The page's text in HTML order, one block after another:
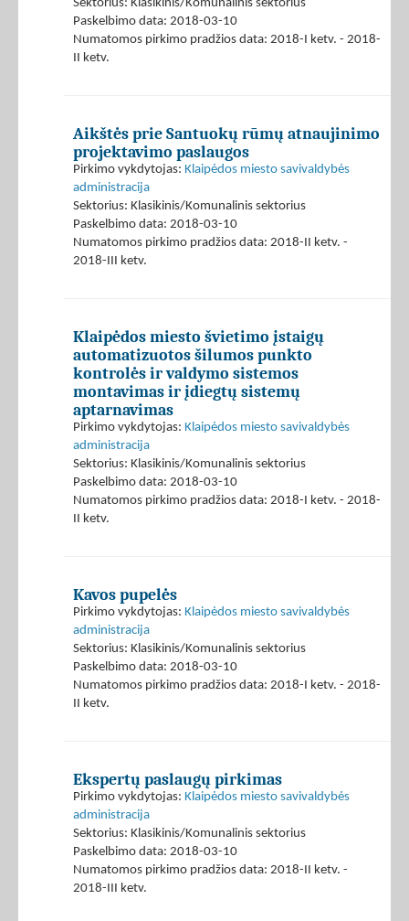
Sektorius: Klasikinis/Komunalinis sektorius
Paskelbimo data: 2018-03-10
Numatomos pirkimo pradžios data: 2018-I ketv. - 2018-
II ketv.
Aikštės prie Santuokų rūmų atnaujinimo
projektavimo paslaugos
Pirkimo vykdytojas: Klaipėdos miesto savivaldybės
administracija
Sektorius: Klasikinis/Komunalinis sektorius
Paskelbimo data: 2018-03-10
Numatomos pirkimo pradžios data: 2018-II ketv. -
2018-III ketv.
Klaipėdos miesto švietimo įstaigų
automatizuotos šilumos punkto
kontrolės ir valdymo sistemos
montavimas ir įdiegtų sistemų
aptarnavimas
Pirkimo vykdytojas: Klaipėdos miesto savivaldybės
administracija
Sektorius: Klasikinis/Komunalinis sektorius
Paskelbimo data: 2018-03-10
Numatomos pirkimo pradžios data: 2018-I ketv. - 2018-
II ketv.
Kavos pupelės
Pirkimo vykdytojas: Klaipėdos miesto savivaldybės
administracija
Sektorius: Klasikinis/Komunalinis sektorius
Paskelbimo data: 2018-03-10
Numatomos pirkimo pradžios data: 2018-I ketv. - 2018-
II ketv.
Ekspertų paslaugų pirkimas
Pirkimo vykdytojas: Klaipėdos miesto savivaldybės
administracija
Sektorius: Klasikinis/Komunalinis sektorius
Paskelbimo data: 2018-03-10
Numatomos pirkimo pradžios data: 2018-II ketv. -
2018-III ketv.